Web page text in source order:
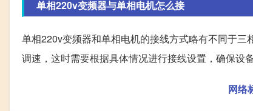
单相220v变频器与单相电机怎么接
单相220v变频器和单相电机的接线方式略有不同于
调速，这时需要根据具体情况进行接线设置，确保设备
网络